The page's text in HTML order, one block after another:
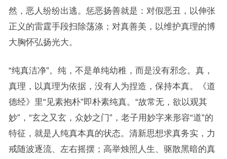
然，恶人纷纷出逃。惩恶扬善就是：对假恶丑，以伸张
正义的雷霆手段扫除荡涤；对真善美，以维护真理的博
大胸怀弘扬光大。
“纯真洁净”。纯，不是单纯幼稚，而是没有邪念。真，
真理，以真理为依据，没有人为捏造，保持本真。《道
德经》里“见素抱朴”即朴素纯真。“故常无，欲以观其
妙”，“玄之又玄，众妙之门”，老子用妙字来形容“道”的
特征，就是人纯真本真的状态。清新思想求真务实，力
戒随波逐流、左右摇摆；高举烛照人生、驱散黑暗的真